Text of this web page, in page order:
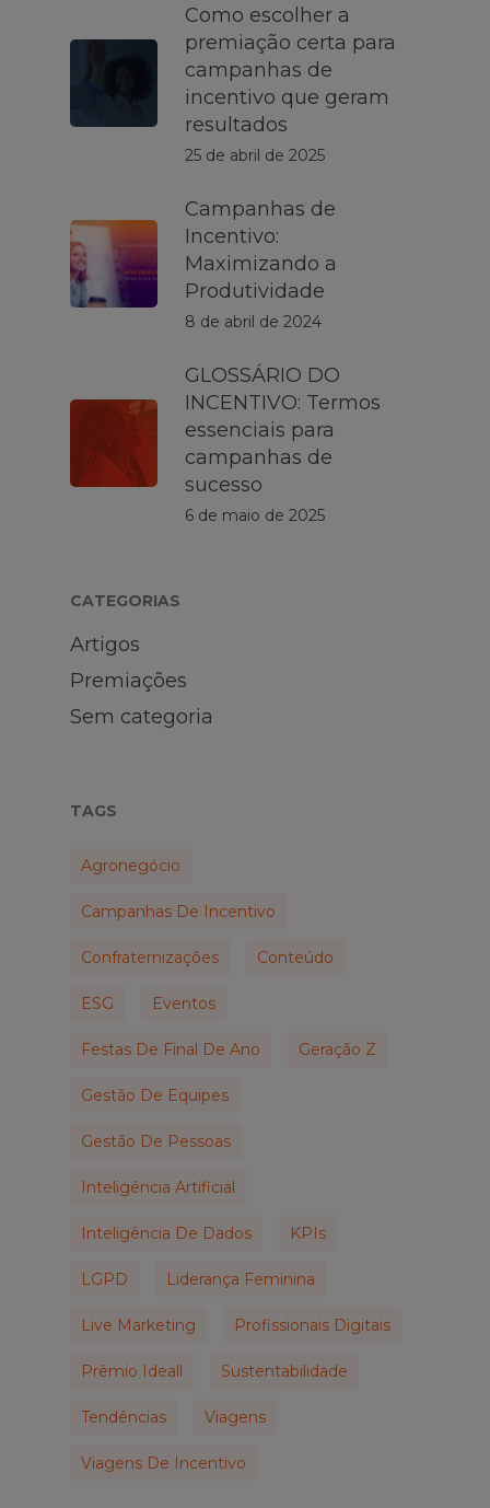
Como escolher a
premiação certa para
campanhas de
incentivo que geram
resultados
25 de abril de 2025
Campanhas de
Incentivo:
Maximizando a
Produtividade
8 de abril de 2024
GLOSSÁRIO DO
INCENTIVO: Termos
essenciais para
campanhas de
sucesso
6 de maio de 2025
CATEGORIAS
Artigos
Premiações
Sem categoria
TAGS
Agronegócio
Campanhas De Incentivo
Confraternizações Conteúdo
ESG Eventos
Festas De Final De Ano Geração Z
Gestão De Equipes
Gestão De Pessoas
Inteligência Artificial
Inteligência De Dados KPIs
LGPD Liderança Feminina
Live Marketing Profissionais Digitais
Prêmio Ideall Sustentabilidade
Tendências Viagens
Viagens De Incentivo